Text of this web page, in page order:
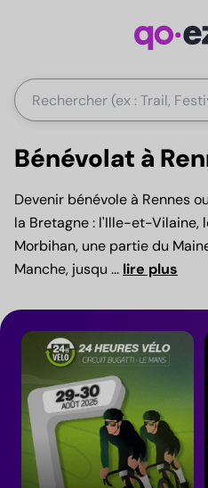
Bénévolat à
Devenir bénévole à Rennes
la Bretagne : l'Ille-et-Vilaine,
Morbihan, une partie du
Manche, jusqu ... lire plus